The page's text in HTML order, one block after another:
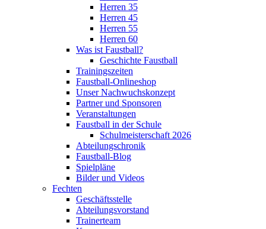
Herren 35
Herren 45
Herren 55
Herren 60
Was ist Faustball?
Geschichte Faustball
Trainingszeiten
Faustball-Onlineshop
Unser Nachwuchskonzept
Partner und Sponsoren
Veranstaltungen
Faustball in der Schule
Schulmeisterschaft 2026
Abteilungschronik
Faustball-Blog
Spielpläne
Bilder und Videos
Fechten
Geschäftsstelle
Abteilungsvorstand
Trainerteam